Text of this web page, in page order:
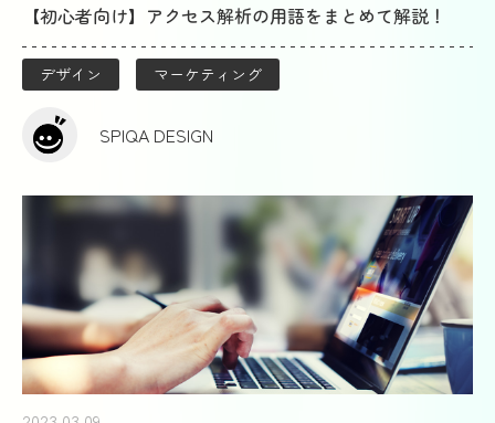
【初心者向け】アクセス解析の用語をまとめて解説！
デザイン マーケティング
SPIQA DESIGN